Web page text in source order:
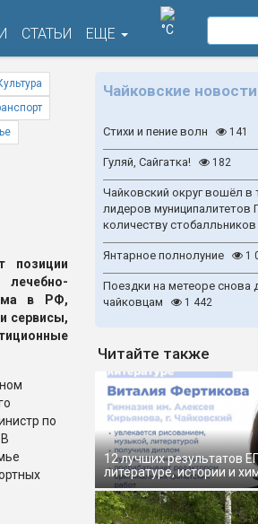
СТАТЬИ ЕЩЕ °C
позиции
в РФ,
сервисы,
по
Чайковские новости
Стихи и пение волн 141
Гуляй, Сайгатка! 182
Чайковский округ вошёл в
лидеров муниципалитетов
количеству
Янтарное полнолуние 1
Поездки на метеоре снова
чайковцам
1 442
Читайте также
12 лучших результатов
литературе, истории и